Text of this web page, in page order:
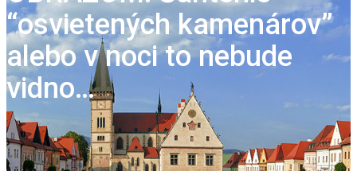
“osvietených kamenárov”
alebo v noci to nebude
vidno…